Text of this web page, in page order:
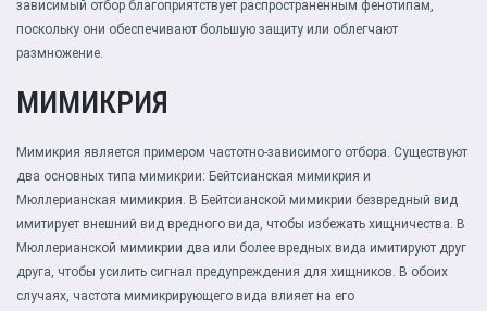
зависимый отбор благоприятствует распространенным фенотипам,
поскольку они обеспечивают большую защиту или облегчают
размножение.
МИМИКРИЯ
Мимикрия является примером частотно-зависимого отбора. Существуют
два основных типа мимикрии: Бейтсианская мимикрия и
Мюллерианская мимикрия. В Бейтсианской мимикрии безвредный вид
имитирует внешний вид вредного вида, чтобы избежать хищничества. В
Мюллерианской мимикрии два или более вредных вида имитируют друг
друга, чтобы усилить сигнал предупреждения для хищников. В обоих
случаях, частота мимикрирующего вида влияет на его